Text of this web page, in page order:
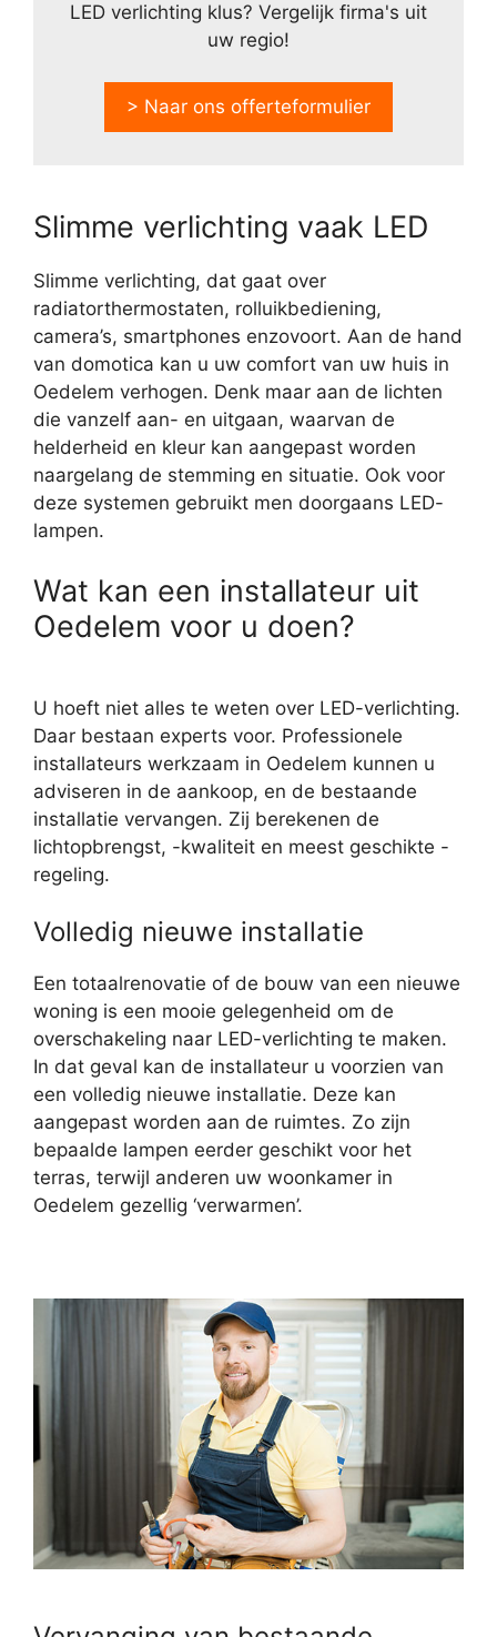
LED verlichting klus? Vergelijk firma's uit
uw regio!
> Naar ons offerteformulier
Slimme verlichting vaak LED
Slimme verlichting, dat gaat over
radiatorthermostaten, rolluikbediening,
camera’s, smartphones enzovoort. Aan de hand
van domotica kan u uw comfort van uw huis in
Oedelem verhogen. Denk maar aan de lichten
die vanzelf aan- en uitgaan, waarvan de
helderheid en kleur kan aangepast worden
naargelang de stemming en situatie. Ook voor
deze systemen gebruikt men doorgaans LED-
lampen.
Wat kan een installateur uit
Oedelem voor u doen?
U hoeft niet alles te weten over LED-verlichting.
Daar bestaan experts voor. Professionele
installateurs werkzaam in Oedelem kunnen u
adviseren in de aankoop, en de bestaande
installatie vervangen. Zij berekenen de
lichtopbrengst, -kwaliteit en meest geschikte -
regeling.
Volledig nieuwe installatie
Een totaalrenovatie of de bouw van een nieuwe
woning is een mooie gelegenheid om de
overschakeling naar LED-verlichting te maken.
In dat geval kan de installateur u voorzien van
een volledig nieuwe installatie. Deze kan
aangepast worden aan de ruimtes. Zo zijn
bepaalde lampen eerder geschikt voor het
terras, terwijl anderen uw woonkamer in
Oedelem gezellig ‘verwarmen’.